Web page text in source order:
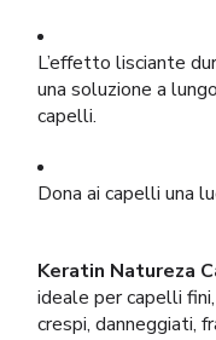
L’effetto lisciante
una soluzione a
capelli.
Dona ai capelli una
Keratin Natureza
ideale per capelli
crespi, danneggiati,